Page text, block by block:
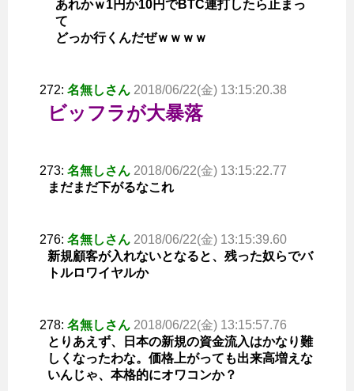
あれかｗ1円か10円でBTC連打したら止まっ
て
どっか行くんだぜｗｗｗｗ
272: 名無しさん 2018/06/22(金) 13:15:20.38
ビッフラが大暴落
273: 名無しさん 2018/06/22(金) 13:15:22.77
まだまだ下がるなこれ
276: 名無しさん 2018/06/22(金) 13:15:39.60
新規顧客が入れないとなると、残った奴らでバ
トルロワイヤルか
278: 名無しさん 2018/06/22(金) 13:15:57.76
とりあえず、日本の新規の資金流入はかなり難
しくなったわな。価格上がっても出来高増えな
いんじゃ、本格的にオワコンか？